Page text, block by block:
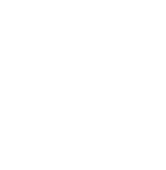
erzählen sie über all das, was sie auf
Early Morning Dive oder
mit an Bord!